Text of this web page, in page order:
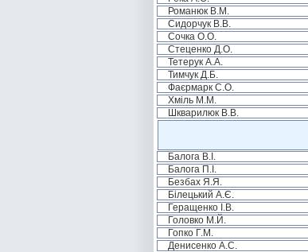
Романюк В.М.
Сидорчук В.В.
Сочка О.О.
Стеценко Д.О.
Тетерук А.А.
Тимчук Д.Б.
Фаєрмарк С.О.
Хміль М.М.
Шкварилюк В.В.
Балога В.І.
Балога П.І.
Безбах Я.Я.
Білецький А.Є.
Геращенко І.В.
Головко М.Й.
Гопко Г.М.
Денисенко А.С.